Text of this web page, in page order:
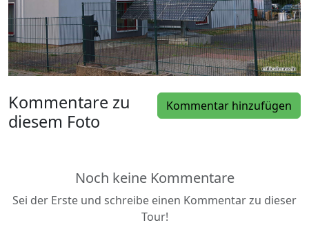
Kommentar hinzufügen
Kommentare zu
diesem Foto
Noch keine Kommentare
Sei der Erste und schreibe einen Kommentar zu dieser
Tour!